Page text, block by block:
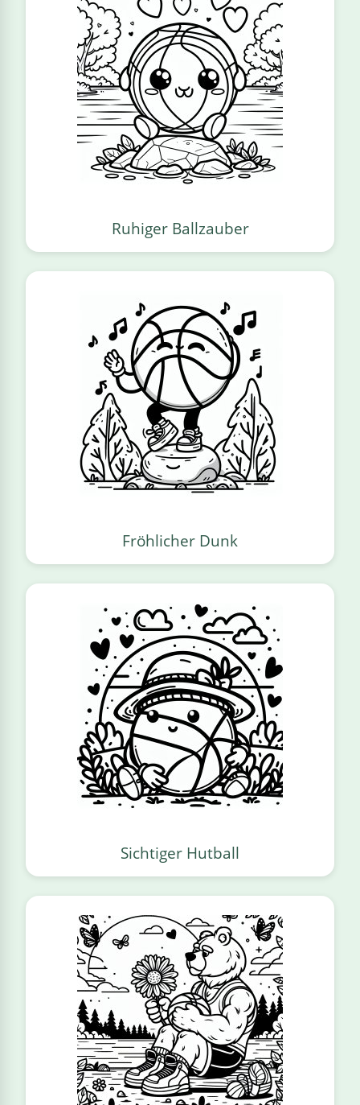
Ruhiger Ballzauber
Fröhlicher Dunk
Sichtiger Hutball